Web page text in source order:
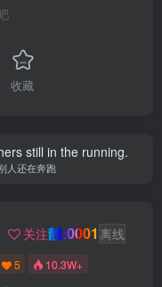
收藏
still in the running.
人还在奔跑
关注靓:0001 离线
5 10.3W+